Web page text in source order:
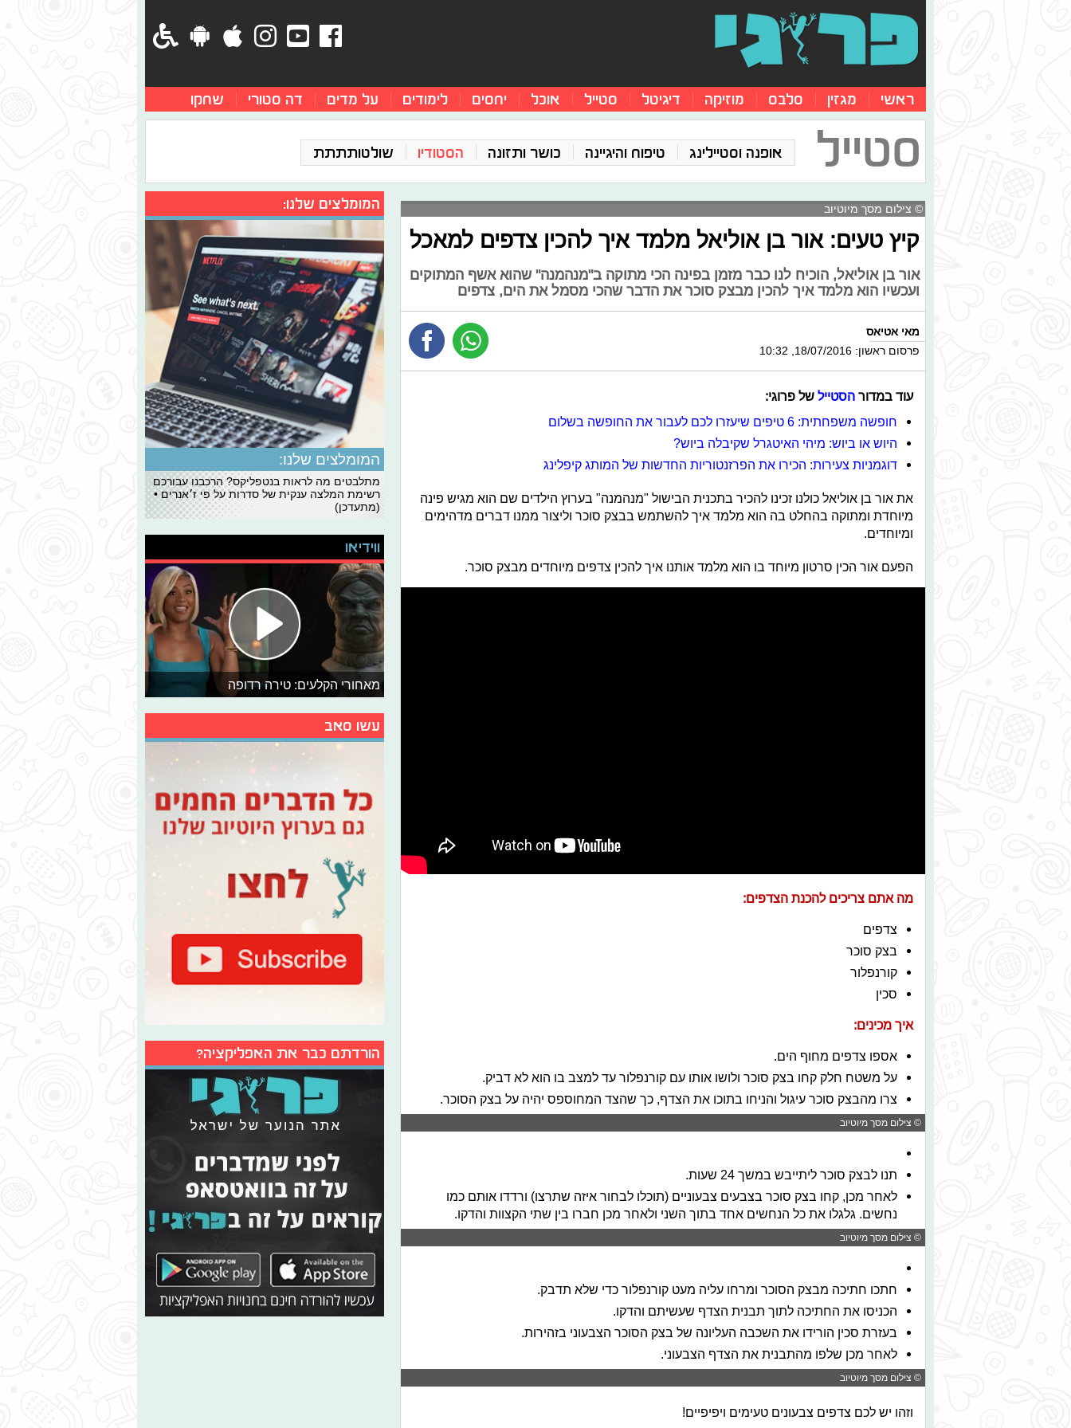
ראשי מגזין סלבס מוזיקה דיגיטל סטייל אוכל יחסים לימודים על מדים דה סטורי שחקו
סטייל אופנה וסטיילינג טיפוח והיגיינה כושר ותזונה הסטודיו שולטותתתת
© צילום מסך מיוטיוב
קיץ טעים: אור בן אוליאל מלמד איך להכין צדפים למאכל
אור בן אוליאל, הוכיח לנו כבר מזמן בפינה הכי מתוקה ב"מנהמנה" שהוא אשף המתוקים
ועכשיו הוא מלמד איך להכין מבצק סוכר את הדבר שהכי מסמל את הים, צדפים
מאי אטיאס
פרסום ראשון: 18/07/2016, 10:32
עוד במדור הסטייל של פרוגי:
חופשה משפחתית: 6 טיפים שיעזרו לכם לעבור את החופשה בשלום
היוש או ביוש: מיהי האיטגרל שקיבלה ביוש?
דוגמניות צעירות: הכירו את הפרזנטוריות החדשות של המותג קיפלינג
את אור בן אוליאל כולנו זכינו להכיר בתכנית הבישול "מנהמנה" בערוץ הילדים שם הוא מגיש פינה
מיוחדת ומתוקה בהחלט בה הוא מלמד איך להשתמש בבצק סוכר וליצור ממנו דברים מדהימים
ומיוחדים.
הפעם אור הכין סרטון מיוחד בו הוא מלמד אותנו איך להכין צדפים מיוחדים מבצק סוכר.
מה אתם צריכים להכנת הצדפים:
צדפים
בצק סוכר
קורנפלור
סכין
איך מכינים:
אספו צדפים מחוף הים.
על משטח חלק קחו בצק סוכר ולושו אותו עם קורנפלור עד למצב בו הוא לא דביק.
צרו מהבצק סוכר עיגול והניחו בתוכו את הצדף, כך שהצד המחוספס יהיה על בצק הסוכר.
© צילום מסך מיוטיוב
תנו לבצק סוכר ליתייבש במשך 24 שעות.
לאחר מכן, קחו בצק סוכר בצבעים צבעוניים (תוכלו לבחור איזה שתרצו) ורדדו אותם כמו
נחשים. גלגלו את כל הנחשים אחד בתוך השני ולאחר מכן חברו בין שתי הקצוות והדקו.
© צילום מסך מיוטיוב
חתכו חתיכה מבצק הסוכר ומרחו עליה מעט קורנפלור כדי שלא תדבק.
הכניסו את החתיכה לתוך תבנית הצדף שעשיתם והדקו.
בעזרת סכין הורידו את השכבה העליונה של בצק הסוכר הצבעוני בזהירות.
לאחר מכן שלפו מהתבנית את הצדף הצבעוני.
© צילום מסך מיוטיוב
וזהו יש לכם צדפים צבעונים טעימים ויפיפיים!
המומלצים שלנו:
המומלצים שלנו:
מתלבטים מה לראות בנטפליקס? הרכבנו עבורכם
רשימת המלצה ענקית של סדרות על פי ז׳אנרים •
(מתעדכן)
ווידיאו
מאחורי הקלעים: טירה רדופה
עשו סאב
הורדתם כבר את האפליקציה?